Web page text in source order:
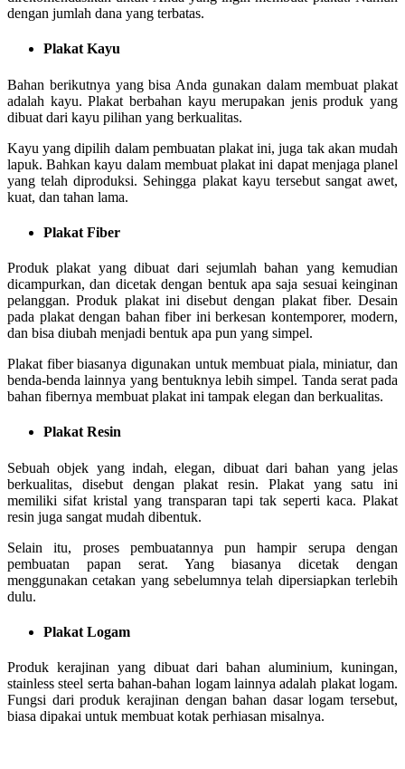
dengan jumlah dana yang terbatas.
Plakat Kayu
Bahan berikutnya yang bisa Anda gunakan dalam membuat plakat
adalah kayu. Plakat berbahan kayu merupakan jenis produk yang
dibuat dari kayu pilihan yang berkualitas.
Kayu yang dipilih dalam pembuatan plakat ini, juga tak akan mudah
lapuk. Bahkan kayu dalam membuat plakat ini dapat menjaga planel
yang telah diproduksi. Sehingga plakat kayu tersebut sangat awet,
kuat, dan tahan lama.
Plakat Fiber
Produk plakat yang dibuat dari sejumlah bahan yang kemudian
dicampurkan, dan dicetak dengan bentuk apa saja sesuai keinginan
pelanggan. Produk plakat ini disebut dengan plakat fiber. Desain
pada plakat dengan bahan fiber ini berkesan kontemporer, modern,
dan bisa diubah menjadi bentuk apa pun yang simpel.
Plakat fiber biasanya digunakan untuk membuat piala, miniatur, dan
benda-benda lainnya yang bentuknya lebih simpel. Tanda serat pada
bahan fibernya membuat plakat ini tampak elegan dan berkualitas.
Plakat Resin
Sebuah objek yang indah, elegan, dibuat dari bahan yang jelas
berkualitas, disebut dengan plakat resin. Plakat yang satu ini
memiliki sifat kristal yang transparan tapi tak seperti kaca. Plakat
resin juga sangat mudah dibentuk.
Selain itu, proses pembuatannya pun hampir serupa dengan
pembuatan papan serat. Yang biasanya dicetak dengan
menggunakan cetakan yang sebelumnya telah dipersiapkan terlebih
dulu.
Plakat Logam
Produk kerajinan yang dibuat dari bahan aluminium, kuningan,
stainless steel serta bahan-bahan logam lainnya adalah plakat logam.
Fungsi dari produk kerajinan dengan bahan dasar logam tersebut,
biasa dipakai untuk membuat kotak perhiasan misalnya.